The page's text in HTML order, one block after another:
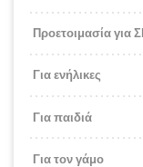
Προετοιμασία για
Για ενήλικες
Για παιδιά
Για τον γάμο